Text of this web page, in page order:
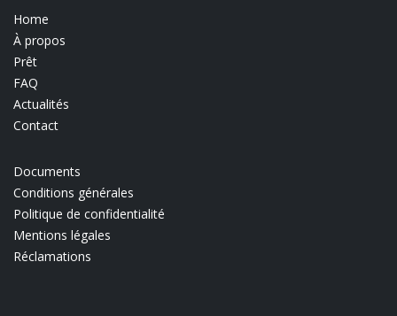
Home
À propos
Prêt
FAQ
Actualités
Contact
Documents
Conditions générales
Politique de confidentialité
Mentions légales
Réclamations